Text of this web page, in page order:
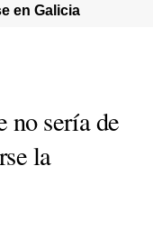
en Galicia
no sería de
la